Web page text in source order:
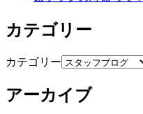
カテゴリー
カテゴリー
アーカイブ